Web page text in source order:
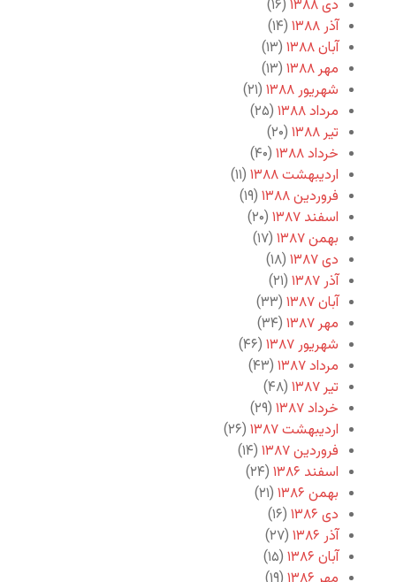
دی ۱۳۸۸
(۱۶)
آذر ۱۳۸۸
(۱۴)
آبان ۱۳۸۸
(۱۳)
مهر ۱۳۸۸
(۱۳)
شهریور ۱۳۸۸
(۲۱)
مرداد ۱۳۸۸
(۲۵)
تیر ۱۳۸۸
(۲۰)
خرداد ۱۳۸۸
(۴۰)
اردیبهشت ۱۳۸۸
(۱۱)
فروردین ۱۳۸۸
(۱۹)
اسفند ۱۳۸۷
(۲۰)
بهمن ۱۳۸۷
(۱۷)
دی ۱۳۸۷
(۱۸)
آذر ۱۳۸۷
(۲۱)
آبان ۱۳۸۷
(۳۳)
مهر ۱۳۸۷
(۳۴)
شهریور ۱۳۸۷
(۴۶)
مرداد ۱۳۸۷
(۴۳)
تیر ۱۳۸۷
(۴۸)
خرداد ۱۳۸۷
(۲۹)
اردیبهشت ۱۳۸۷
(۲۶)
فروردین ۱۳۸۷
(۱۴)
اسفند ۱۳۸۶
(۲۴)
بهمن ۱۳۸۶
(۲۱)
دی ۱۳۸۶
(۱۶)
آذر ۱۳۸۶
(۲۷)
آبان ۱۳۸۶
(۱۵)